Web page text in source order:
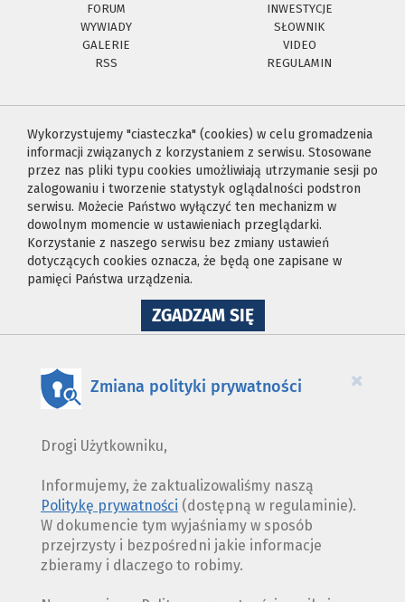
FORUM
INWESTYCJE
WYWIADY
SŁOWNIK
GALERIE
VIDEO
RSS
REGULAMIN
Wykorzystujemy "ciasteczka" (cookies) w celu gromadzenia
informacji związanych z korzystaniem z serwisu. Stosowane
przez nas pliki typu cookies umożliwiają utrzymanie sesji po
zalogowaniu i tworzenie statystyk oglądalności podstron
serwisu. Możecie Państwo wyłączyć ten mechanizm w
dowolnym momencie w ustawieniach przeglądarki.
Korzystanie z naszego serwisu bez zmiany ustawień
dotyczących cookies oznacza, że będą one zapisane w
pamięci Państwa urządzenia.
ZGADZAM SIĘNA
WYKORZYSTANIE
×
Zmiana polityki prywatności
Drogi Użytkowniku,
Informujemy, że zaktualizowaliśmy naszą
Politykę prywatności (dostępną w regulaminie).
W dokumencie tym wyjaśniamy w sposób
przejrzysty i bezpośredni jakie informacje
zbieramy i dlaczego to robimy.